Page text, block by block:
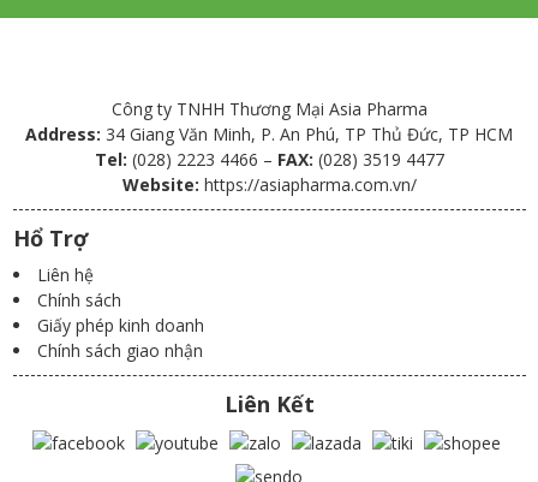
Công ty TNHH Thương Mại Asia Pharma
Address: 34 Giang Văn Minh, P. An Phú, TP Thủ Đức, TP HCM
Tel: (028) 2223 4466 – FAX: (028) 3519 4477
Website: https://asiapharma.com.vn/
Hổ Trợ
Liên hệ
Chính sách
Giấy phép kinh doanh
Chính sách giao nhận
Liên Kết